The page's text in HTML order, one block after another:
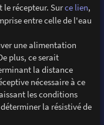
récepteur. Surce lien,
entre celle de l'eau
une alimentation
plus, ce serait
la distance
nécessaire à ce
les conditions
la résistivé de